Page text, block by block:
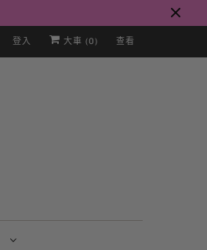
登入 大車 (0) 查看